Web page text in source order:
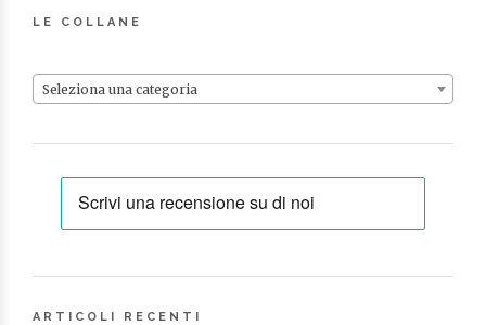
LE COLLANE
Seleziona una categoria
ARTICOLI RECENTI